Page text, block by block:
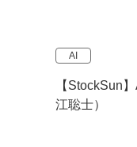
AI
【StockSun
江聡士）